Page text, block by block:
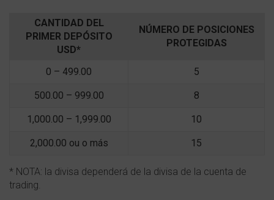
CANTIDAD DEL
PRIMER DEPÓSITO
USD*
NÚMERO DE POSICIONES
PROTEGIDAS
0 – 499.00 5
500.00 – 999.00 8
1,000.00 – 1,999.00 10
2,000.00 ou o más 15
* NOTA: la divisa dependerá de la divisa de la cuenta de
trading.